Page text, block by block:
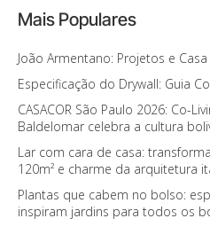
Mais Populares
João Armentano: Projetos e
Especificação do Drywall: Guia
CASACOR São Paulo 2026: Co-
Baldelomar celebra a cultura
Lar com cara de casa:
120m² e charme da arquitetura
Plantas que cabem no bolso:
inspiram jardins para todos os